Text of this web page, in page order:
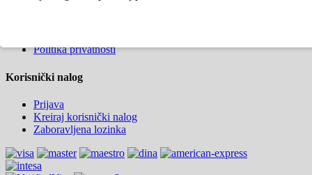
Politika privatnosti
Korisnički nalog
Prijava
Kreiraj korisnički nalog
Zaboravljena lozinka